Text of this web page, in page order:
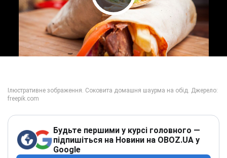
Play Video
Будьте першими у курсі головного —
підпишіться на Новини на OBOZ.UA у
Google